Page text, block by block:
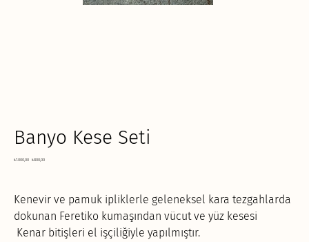
Banyo Kese Seti
Orijinal
₺1.000,00 İndirimli
₺800,00
Kenevir ve pamuk ipliklerle geleneksel kara tezgahlarda
dokunan Feretiko kumaşından vücut ve yüz kesesi
Kenar bitişleri el işçiliğiyle yapılmıştır.